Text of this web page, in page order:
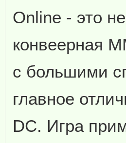
Online - это
конвеерная
с большими
главное
DC. Игра